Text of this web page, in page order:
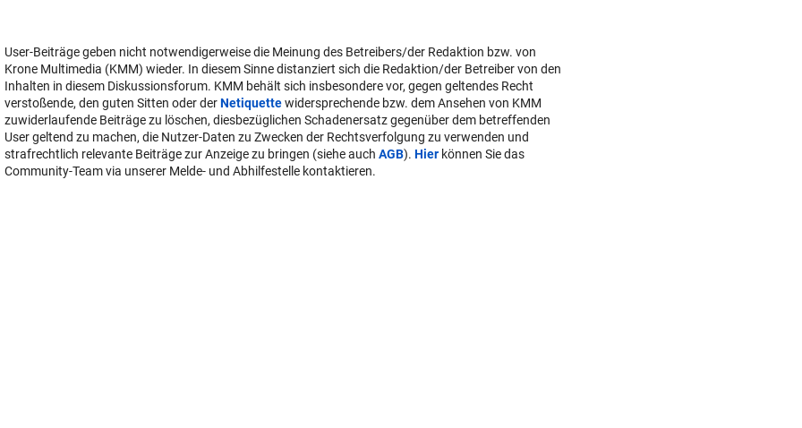
User-Beiträge geben nicht notwendigerweise die Meinung des Betreibers/der Redaktion bzw. von
Krone Multimedia (KMM) wieder. In diesem Sinne distanziert sich die Redaktion/der Betreiber von den
Inhalten in diesem Diskussionsforum. KMM behält sich insbesondere vor, gegen geltendes Recht
verstoßende, den guten Sitten oder derNetiquettewidersprechende bzw. dem Ansehen von KMM
zuwiderlaufende Beiträge zu löschen, diesbezüglichen Schadenersatz gegenüber dem betreffenden
User geltend zu machen, die Nutzer-Daten zu Zwecken der Rechtsverfolgung zu verwenden und
strafrechtlich relevante Beiträge zur Anzeige zu bringen (siehe auch AGB). Hier können Sie das
Community-Team via unserer Melde- und Abhilfestelle kontaktieren.